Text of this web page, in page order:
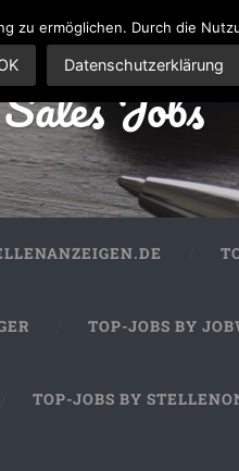
Sales Jobs
TOP-JOBS BY
TOP-JOBS BY
zu ermöglichen. Durch die
Datenschutzerklärung